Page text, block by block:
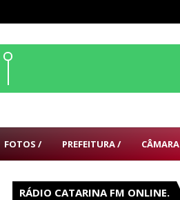
FOTOS / PREFEITURA / CÂMARA
RÁDIO CATARINA FM ONLINE.